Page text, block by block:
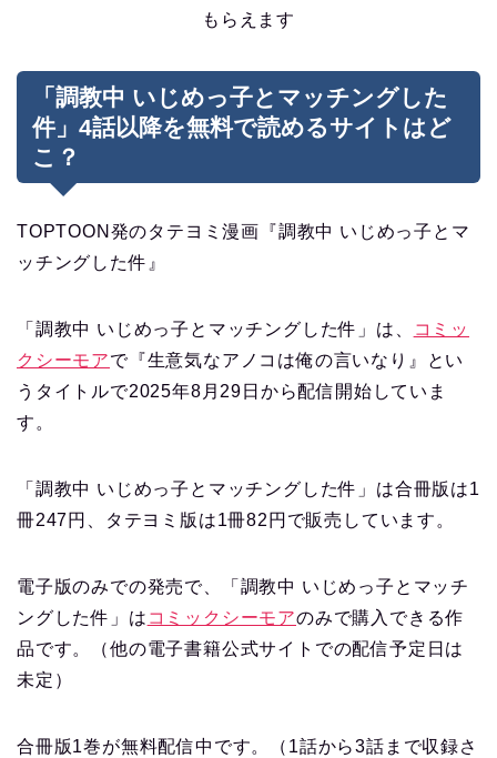
もらえます
「調教中 いじめっ子とマッチングした
件」4話以降を無料で読めるサイトはど
こ？
TOPTOON発のタテヨミ漫画『調教中 いじめっ子とマ
ッチングした件』
「調教中 いじめっ子とマッチングした件」は、
コミッ
クシーモアで『生意気なアノコは俺の言いなり』とい
うタイトルで2025年8月29日から配信開始していま
す。
「調教中 いじめっ子とマッチングした件」は合冊版は1
冊247円、タテヨミ版は1冊82円で販売しています。
電子版のみでの発売で、「調教中 いじめっ子とマッチ
ングした件」は コミックシーモアのみで購入できる作
品です。（他の電子書籍公式サイトでの配信予定日は
未定）
合冊版1巻が無料配信中です。（1話から3話まで収録さ